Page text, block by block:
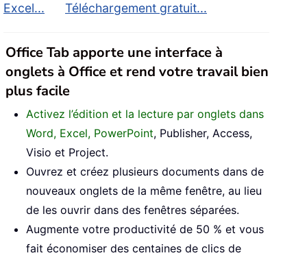
Excel...
Téléchargement gratuit...
Office Tab apporte une interface à
onglets à Office et rend votre travail bien
plus facile
Activez l’édition et la lecture par onglets dans
Word, Excel, PowerPoint, Publisher, Access,
Visio et Project.
Ouvrez et créez plusieurs documents dans de
nouveaux onglets de la même fenêtre, au lieu
de les ouvrir dans des fenêtres séparées.
Augmente votre productivité de 50 % et vous
fait économiser des centaines de clics de